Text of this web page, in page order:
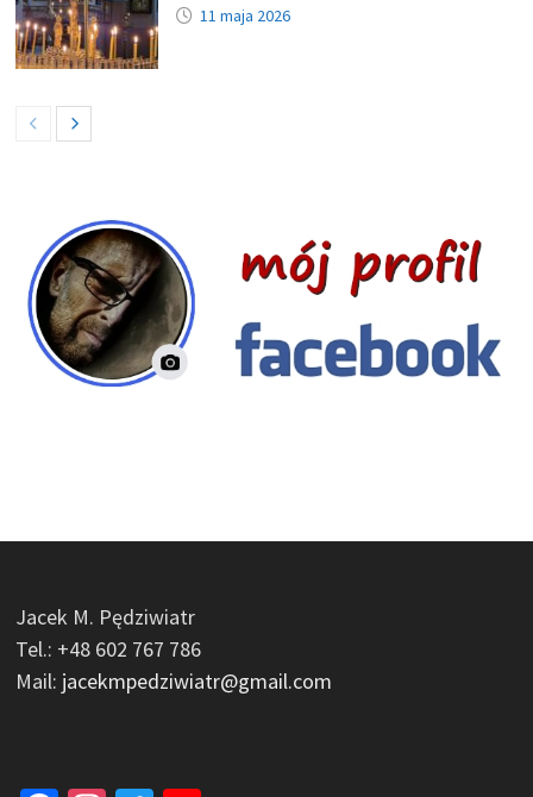
11 maja 2026
Jacek M. Pędziwiatr
Tel.: +48 602 767 786
Mail: jacekmpedziwiatr@gmail.com